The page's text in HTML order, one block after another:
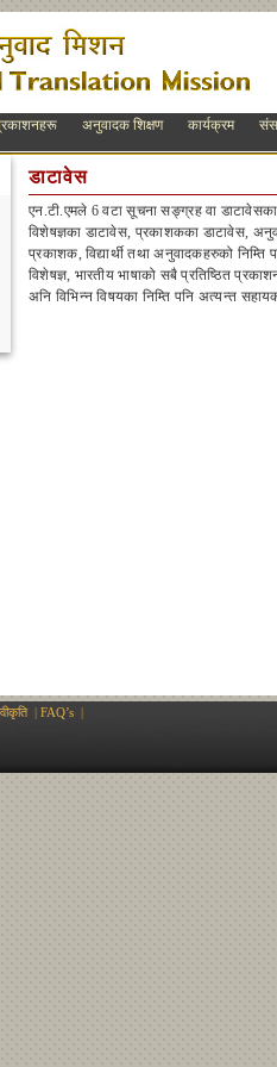
अनुवादक शिक्षण कार्यक्रम
डाटावेस
एन.टी.एमले 6 वटा सूचना सङ्ग्रह वा
विशेषज्ञका डाटावेस, प्रकाशकका डाटावेस,
प्रकाशक, विद्यार्थी तथा अनुवादकहरुको
विशेषज्ञ, भारतीय भाषाको सबै प्रतिष्ठित
अनि विभिन्न विषयका निम्ति पनि अत्यन्त
| FAQ’s |